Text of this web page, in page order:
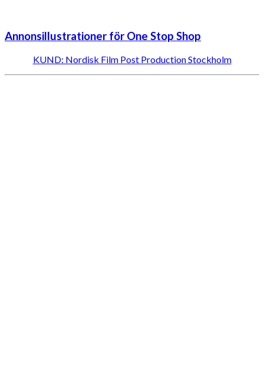
Annonsillustrationer för One Stop Shop
KUND: Nordisk Film Post Production Stockholm